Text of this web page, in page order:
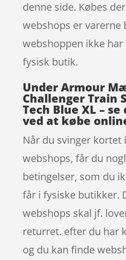
denne side. Købes
webshops er varerne
webshoppen ikke
fysisk butik.
Under Armour
Challenger Train
Tech Blue XL –
ved at købe
Når du svinger kortet
webshops, får du
betingelser, som du
får i fysiske butikker.
webshops skal jf.
returret. efter du har
og du kan finde